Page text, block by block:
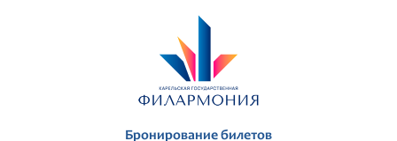
Бронирование билетов